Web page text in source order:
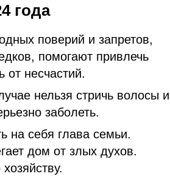
года
поверий и запретов,
помогают привлечь
от несчастий.
нельзя стричь волосы и
заболеть.
на себя глава семьи.
дом от злых духов.